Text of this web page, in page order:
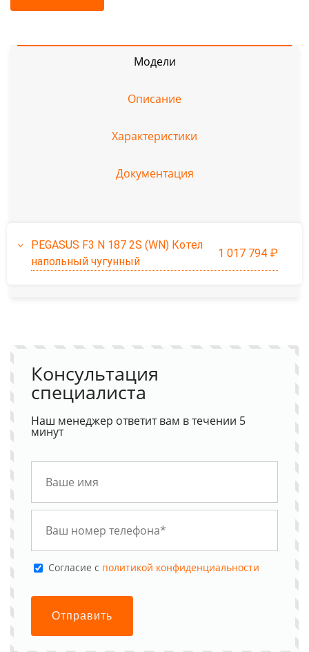
Модели
Описание
Характеристики
Документация
PEGASUS F3 N 187 2S (WN) Котел
напольный чугунный
1 017 794 ₽
Консультация
специалиста
Наш менеджер ответит вам в течении 5
минут
Cогласие с политикой конфиденциальности
Отправить